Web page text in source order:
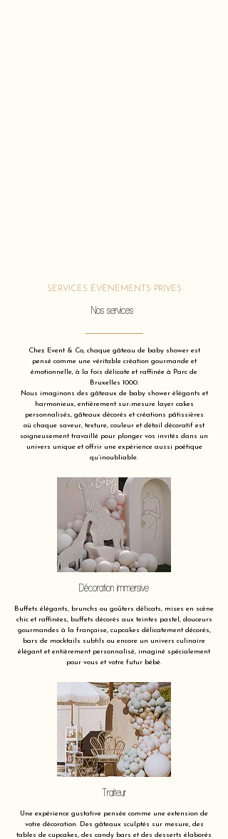
SERVICES ÉVÈNEMENTS PRIVÉS
Nos services
Chez Event & Co, chaque gâteau de baby shower est
pensé comme une véritable création gourmande et
émotionnelle, à la fois délicate et raffinée à Parc de
Bruxelles 1000.
Nous imaginons des gâteaux de baby shower élégants et
harmonieux, entièrement sur-mesure layer cakes
personnalisés, gâteaux décorés et créations pâtissières
où chaque saveur, texture, couleur et détail décoratif est
soigneusement travaillé pour plonger vos invités dans un
univers unique et offrir une expérience aussi poétique
qu’inoubliable.
Décoration immersive
Buffets élégants, brunchs ou goûters délicats, mises en scène
chic et raffinées, buffets décorés aux teintes pastel, douceurs
gourmandes à la française, cupcakes délicatement décorés,
bars de mocktails subtils ou encore un univers culinaire
élégant et entièrement personnalisé, imaginé spécialement
pour vous et votre futur bébé.
Traiteur
Une expérience gustative pensée comme une extension de
votre décoration. Des gâteaux sculptés sur mesure, des
tables de cupcakes, des candy bars et des desserts élaborés